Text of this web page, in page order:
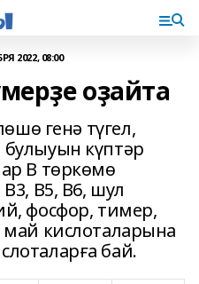
2022, 08:00
оҙайта
генә түгел,
күптәр
В төркөмө
В5, В6, шул
фосфор, тимер,
кислоталарына
бай.